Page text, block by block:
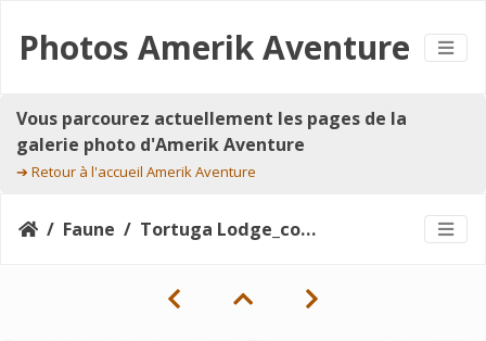
Photos Amerik Aventure
Vous parcourez actuellement les pages de la
galerie photo d'Amerik Aventure
➔ Retour à l'accueil Amerik Aventure
Faune Tortuga Lodge_complimentary_guided_nature_walk_throught_the_lodge_gardens_3